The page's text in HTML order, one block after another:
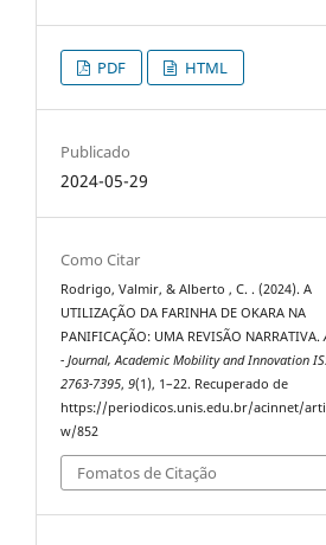
PDF HTML
Publicado
2024-05-29
Como Citar
Rodrigo, Valmir, & Alberto , C. . (2024). A
UTILIZAÇÃO DA FARINHA DE OKARA NA
PANIFICAÇÃO: UMA REVISÃO NARRATIVA.
- Journal, Academic Mobility and Innovation
2763-7395, 9(1), 1–22. Recuperado de
https://periodicos.unis.edu.br/acinnet/
w/852
Fomatos de Citação